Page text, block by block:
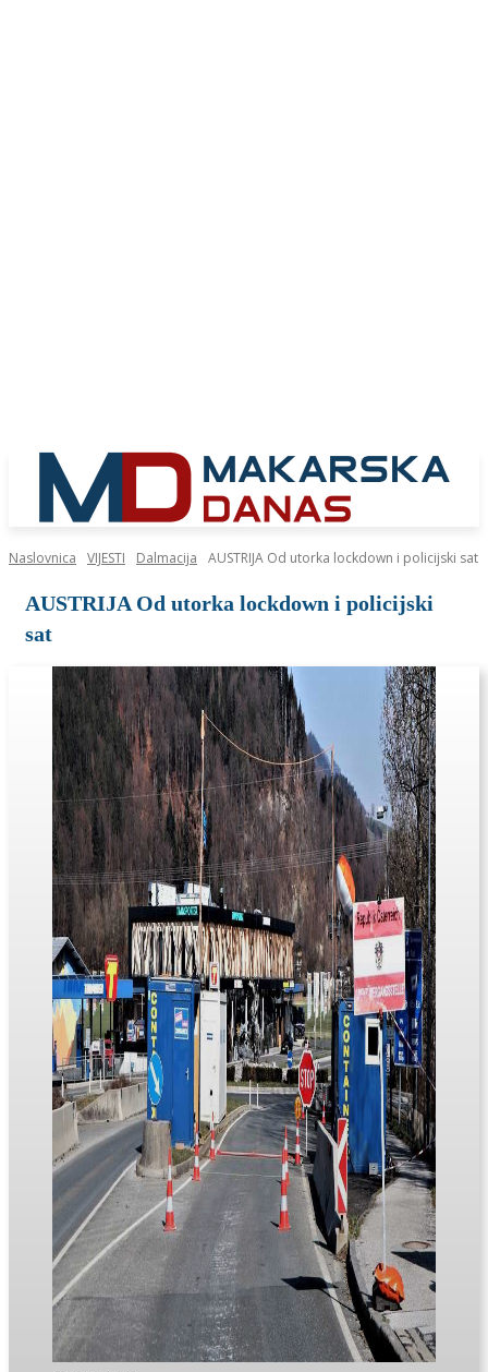
Naslovnica VIJESTI Dalmacija AUSTRIJA Od utorka lockdown i policijski sat
AUSTRIJA Od utorka lockdown i policijski
sat